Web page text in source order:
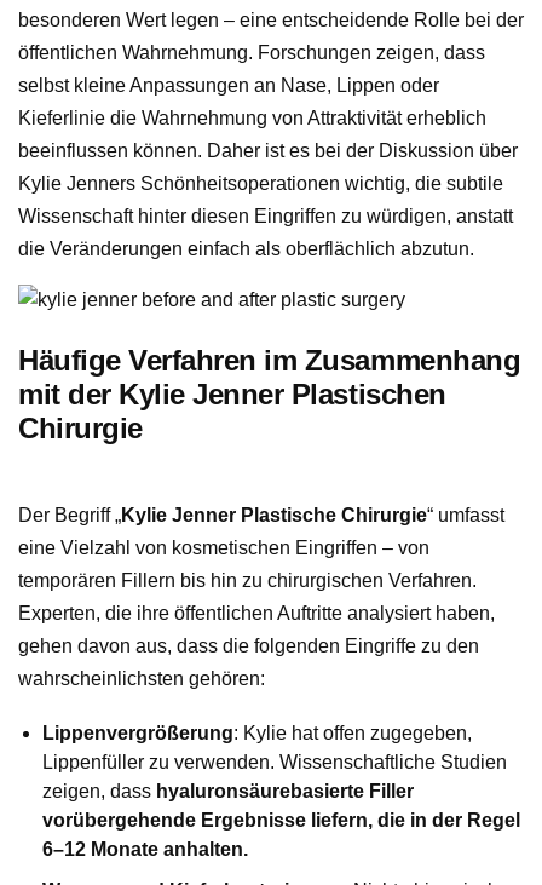
besonderen Wert legen – eine entscheidende Rolle bei der
öffentlichen Wahrnehmung. Forschungen zeigen, dass
selbst kleine Anpassungen an Nase, Lippen oder
Kieferlinie die Wahrnehmung von Attraktivität erheblich
beeinflussen können. Daher ist es bei der Diskussion über
Kylie Jenners Schönheitsoperationen wichtig, die subtile
Wissenschaft hinter diesen Eingriffen zu würdigen, anstatt
die Veränderungen einfach als oberflächlich abzutun.
Häufige Verfahren im Zusammenhang
mit der Kylie Jenner Plastischen
Chirurgie
Der Begriff „Kylie Jenner Plastische Chirurgie“ umfasst
eine Vielzahl von kosmetischen Eingriffen – von
temporären Fillern bis hin zu chirurgischen Verfahren.
Experten, die ihre öffentlichen Auftritte analysiert haben,
gehen davon aus, dass die folgenden Eingriffe zu den
wahrscheinlichsten gehören:
Lippenvergrößerung: Kylie hat offen zugegeben,
Lippenfüller zu verwenden. Wissenschaftliche Studien
zeigen, dass hyaluronsäurebasierte Filler
vorübergehende Ergebnisse liefern, die in der Regel
6–12 Monate anhalten.